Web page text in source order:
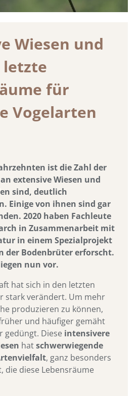
Wiesen und
letzte
für
Vogelarten
ist die Zahl der
extensive Wiesen und
sind, deutlich
Einige von ihnen sind gar
2020 haben Fachleute
in Zusammenarbeit mit
in einem Spezialprojekt
der Bodenbrüter erforscht.
nun vor.
hat sich in den letzten
stark verändert. Um mehr
produzieren zu können,
und häufiger gemäht
gedüngt. Diese intensivere
hatschwerwiegende
, ganz besonders
die diese Lebensräume